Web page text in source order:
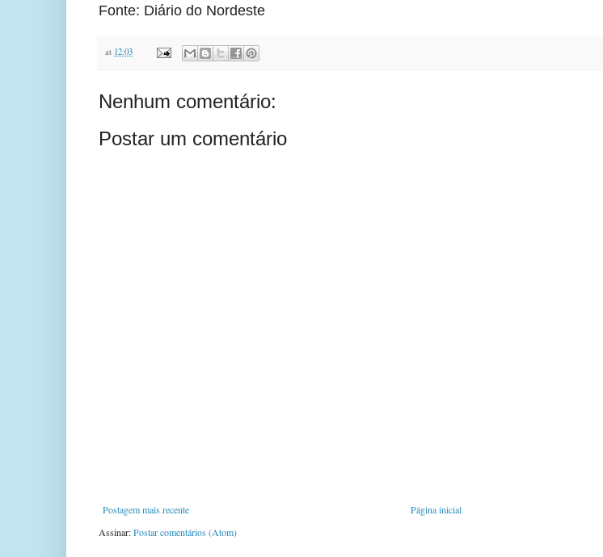
Fonte: Diário do Nordeste
at 12:03
Nenhum comentário:
Postar um comentário
Postagem mais recente
Página inicial
Assinar:Postar comentários (Atom)